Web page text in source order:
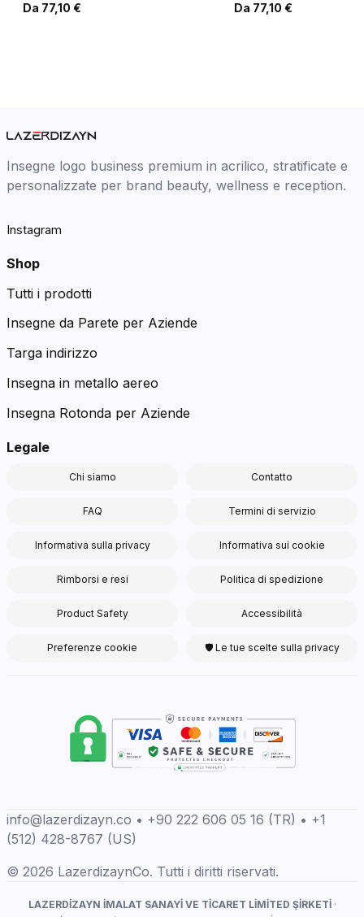
Da 77,10 € Da 77,10 €
Insegne logo business premium in acrilico, stratificate e
personalizzate per brand beauty, wellness e reception.
Instagram
Shop
Tutti i prodotti
Insegne da Parete per Aziende
Targa indirizzo
Insegna in metallo aereo
Insegna Rotonda per Aziende
Legale
Chi siamo Contatto
FAQ Termini di servizio
Informativa sulla privacy Informativa sui cookie
Rimborsi e resi Politica di spedizione
Product Safety Accessibilità
Preferenze cookie 🛡 Le tue scelte sulla privacy
info@lazerdizayn.co • +90 222 606 05 16 (TR) • +1
(512) 428-8767 (US)
© 2026 LazerdizaynCo. Tutti i diritti riservati.
LAZERDİZAYN İMALAT SANAYİ VE TİCARET LİMİTED ŞİRKETİ·